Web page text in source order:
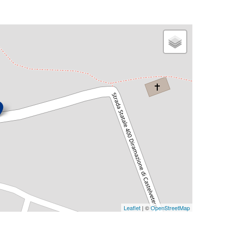
Leaflet| ©OpenStreetMap